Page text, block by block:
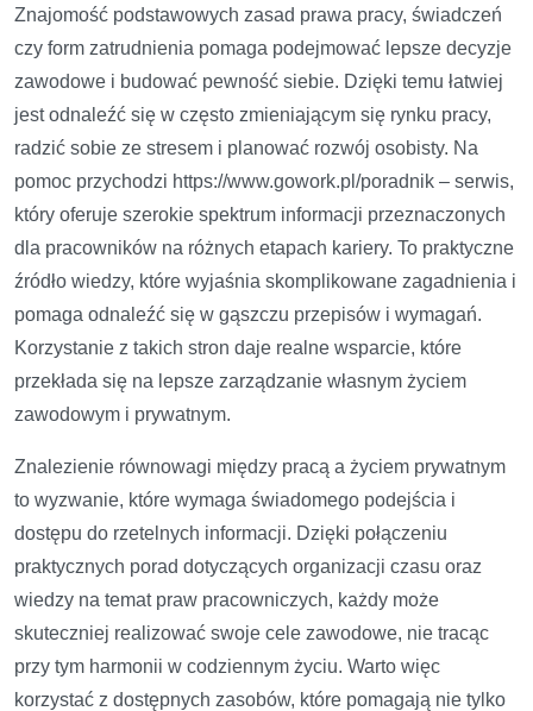
Znajomość podstawowych zasad prawa pracy, świadczeń
czy form zatrudnienia pomaga podejmować lepsze decyzje
zawodowe i budować pewność siebie. Dzięki temu łatwiej
jest odnaleźć się w często zmieniającym się rynku pracy,
radzić sobie ze stresem i planować rozwój osobisty. Na
pomoc przychodzi https://www.gowork.pl/poradnik – serwis,
który oferuje szerokie spektrum informacji przeznaczonych
dla pracowników na różnych etapach kariery. To praktyczne
źródło wiedzy, które wyjaśnia skomplikowane zagadnienia i
pomaga odnaleźć się w gąszczu przepisów i wymagań.
Korzystanie z takich stron daje realne wsparcie, które
przekłada się na lepsze zarządzanie własnym życiem
zawodowym i prywatnym.
Znalezienie równowagi między pracą a życiem prywatnym
to wyzwanie, które wymaga świadomego podejścia i
dostępu do rzetelnych informacji. Dzięki połączeniu
praktycznych porad dotyczących organizacji czasu oraz
wiedzy na temat praw pracowniczych, każdy może
skuteczniej realizować swoje cele zawodowe, nie tracąc
przy tym harmonii w codziennym życiu. Warto więc
korzystać z dostępnych zasobów, które pomagają nie tylko